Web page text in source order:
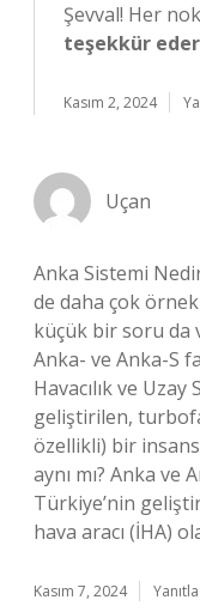
Şevval! Her
teşekkür
Kasım 2, 2024
Uçan
Anka Sistemi
de daha çok
küçük bir soru da
Anka- ve Anka-S
Havacılık ve
geliştirilen,
özellikli) bir
aynı mı? Anka ve
Türkiye’nin
hava aracı (İHA)
Kasım 7, 2024 Yanıtla